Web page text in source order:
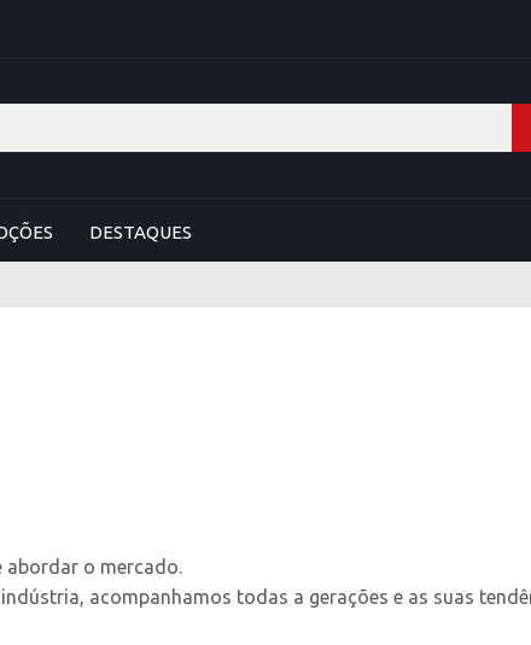
DESTAQUES
abordar o mercado.
acompanhamos todas a gerações e as suas